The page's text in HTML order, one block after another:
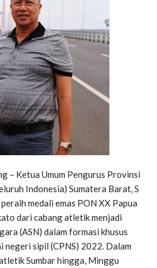
– Ketua Umum Pengurus Provinsi
Indonesia) Sumatera Barat, S
medali emas PON XX Papua
dari cabang atletik menjadi
(ASN) dalam formasi khusus
negeri sipil (CPNS) 2022. Dalam
Sumbar hingga, Minggu